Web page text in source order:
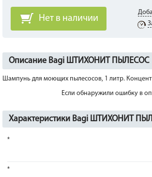
Нет в наличии
Описание Bagi ШТИХОНИТ ПЫЛЕСОС
Шампунь для моющих пылесосов, 1 литр.
Если обнаружили ошибку в
Характеристики Bagi ШТИХОНИТ
*
*